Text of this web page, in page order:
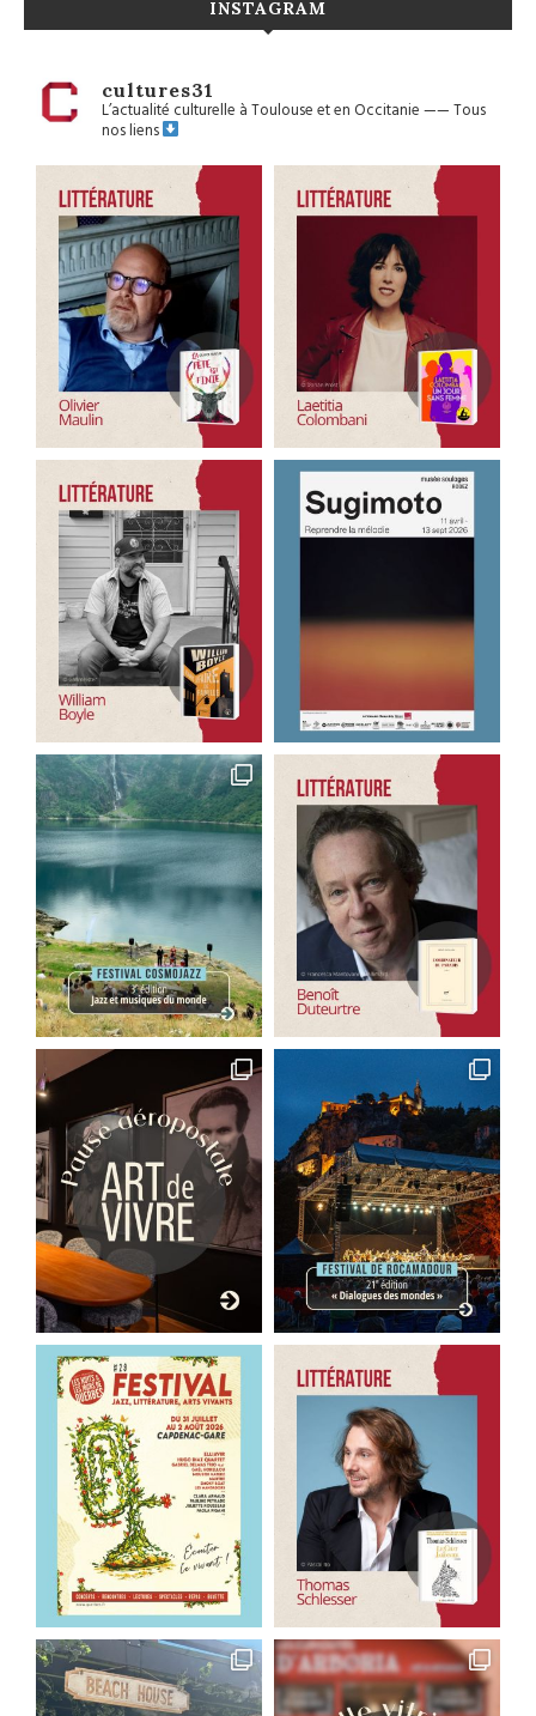
INSTAGRAM
cultures31
L’actualité culturelle à Toulouse et en Occitanie——Tous
nos liens